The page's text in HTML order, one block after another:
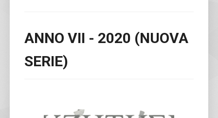
ANNO VII - 2020 (NUOVA
SERIE)